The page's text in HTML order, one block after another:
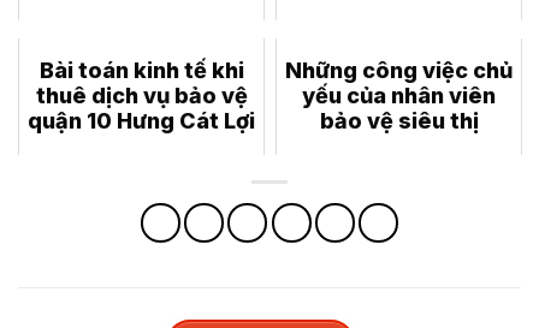
Bài toán kinh tế khi
thuê dịch vụ bảo vệ
quận 10 Hưng Cát Lợi
Những công việc chủ
yếu của nhân viên
bảo vệ siêu thị